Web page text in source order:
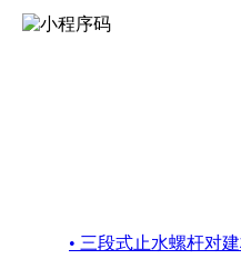
• 三段式止水螺杆对